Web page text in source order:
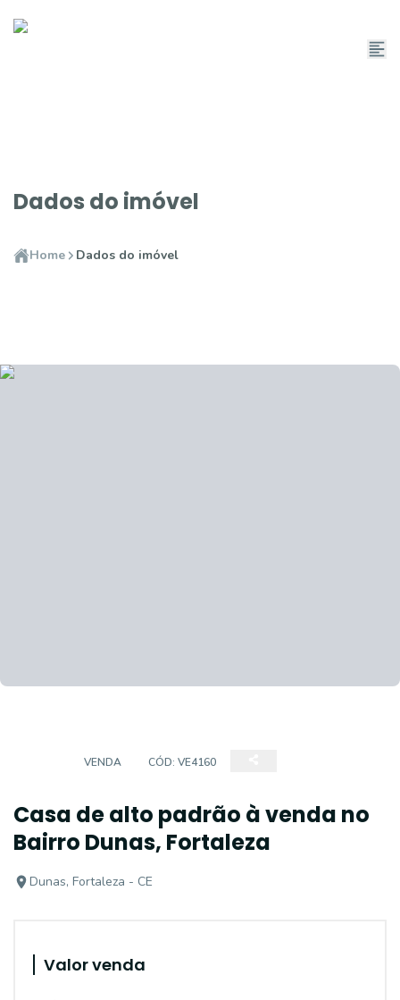
Dados do imóvel
Home Dados do imóvel
VENDA CÓD: VE4160
Casa de alto padrão à venda no
Bairro Dunas, Fortaleza
Dunas, Fortaleza - CE
Valor venda